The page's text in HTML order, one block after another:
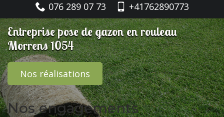
076 289 07 73 +41762890773
Entreprise pose de gazon en rouleau
Morrens 1054
Nos réalisations
Nos engagements